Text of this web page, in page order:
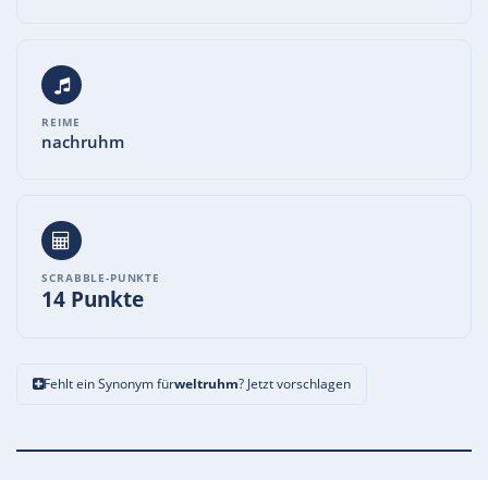
REIME
nachruhm
SCRABBLE-PUNKTE
14 Punkte
Fehlt ein Synonym fürweltruhm? Jetzt vorschlagen